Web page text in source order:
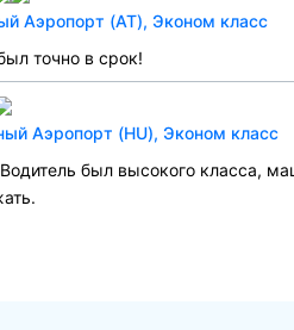
Аэропорт (AT), Эконом класс
точно в срок!
Аэропорт (HU), Эконом класс
был высокого класса,